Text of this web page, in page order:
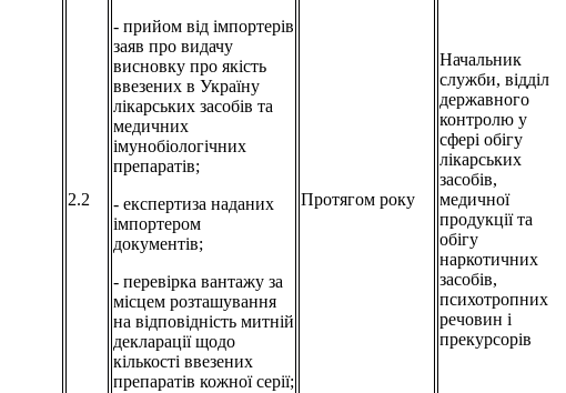
2.2
- прийом від імпортерів
заяв про видачу
висновку про якість
ввезених в Україну
лікарських засобів та
медичних
імунобіологічних
препаратів;
- експертиза наданих
імпортером
документів;
- перевірка вантажу за
місцем розташування
на відповідність митній
декларації щодо
кількості ввезених
препаратів кожної серії;
Протягом року
Начальник
служби, відділ
державного
контролю у
сфері обігу
лікарських
засобів,
медичної
продукції та
обігу
наркотичних
засобів,
психотропних
речовин і
прекурсорів